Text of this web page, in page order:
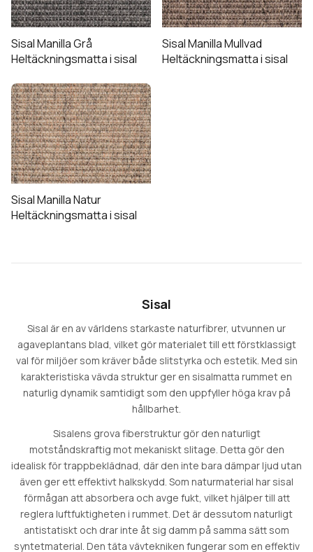
Sisal Manilla Grå
Heltäckningsmatta i sisal
Sisal Manilla Mullvad
Heltäckningsmatta i sisal
Sisal Manilla Natur
Heltäckningsmatta i sisal
Sisal
Sisal är en av världens starkaste naturfibrer, utvunnen ur
agaveplantans blad, vilket gör materialet till ett förstklassigt
val för miljöer som kräver både slitstyrka och estetik. Med sin
karakteristiska vävda struktur ger en sisalmatta rummet en
naturlig dynamik samtidigt som den uppfyller höga krav på
hållbarhet.
Sisalens grova fiberstruktur gör den naturligt
motståndskraftig mot mekaniskt slitage. Detta gör den
idealisk för trappbeklädnad, där den inte bara dämpar ljud utan
även ger ett effektivt halkskydd. Som naturmaterial har sisal
förmågan att absorbera och avge fukt, vilket hjälper till att
reglera luftfuktigheten i rummet. Det är dessutom naturligt
antistatiskt och drar inte åt sig damm på samma sätt som
syntetmaterial. Den täta vävtekniken fungerar som en effektiv